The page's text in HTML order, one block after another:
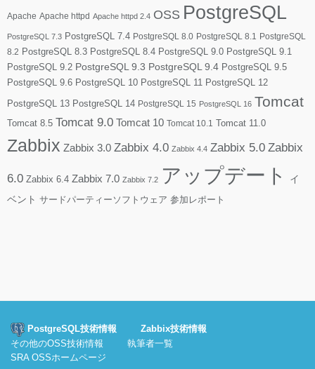
Apache Apache httpd Apache httpd 2.4 OSS PostgreSQL
PostgreSQL 7.3 PostgreSQL 7.4 PostgreSQL 8.0 PostgreSQL 8.1
PostgreSQL
8.2 PostgreSQL 8.3 PostgreSQL 8.4 PostgreSQL 9.0 PostgreSQL 9.1
PostgreSQL 9.2 PostgreSQL 9.3 PostgreSQL 9.4 PostgreSQL 9.5
PostgreSQL 9.6 PostgreSQL 10 PostgreSQL 11 PostgreSQL 12
PostgreSQL 13 PostgreSQL 14 PostgreSQL 15 PostgreSQL 16 Tomcat
Tomcat 8.5 Tomcat 9.0 Tomcat 10 Tomcat 10.1 Tomcat 11.0
Zabbix Zabbix 3.0 Zabbix 4.0 Zabbix 4.4 Zabbix 5.0 Zabbix
6.0 Zabbix 6.4 Zabbix 7.0 Zabbix 7.2 アップデート
イ
ベント サードパーティーソフトウェア 参加レポート
PostgreSQL技術情報
Zabbix技術情報
その他のOSS技術情報
執筆者一覧
SRA OSSホームページ